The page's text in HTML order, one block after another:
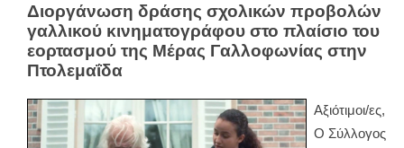
Διοργάνωση δράσης σχολικών προβολών
γαλλικού κινηματογράφου στο πλαίσιο του
εορτασμού της Μέρας Γαλλοφωνίας στην
Πτολεμαΐδα
Αξιότιμοι/ες,
Ο Σύλλογος